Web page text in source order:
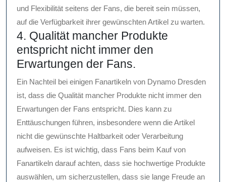
und Flexibilität seitens der Fans, die bereit sein müssen,
auf die Verfügbarkeit ihrer gewünschten Artikel zu warten.
4. Qualität mancher Produkte
entspricht nicht immer den
Erwartungen der Fans.
Ein Nachteil bei einigen Fanartikeln von Dynamo Dresden
ist, dass die Qualität mancher Produkte nicht immer den
Erwartungen der Fans entspricht. Dies kann zu
Enttäuschungen führen, insbesondere wenn die Artikel
nicht die gewünschte Haltbarkeit oder Verarbeitung
aufweisen. Es ist wichtig, dass Fans beim Kauf von
Fanartikeln darauf achten, dass sie hochwertige Produkte
auswählen, um sicherzustellen, dass sie lange Freude an